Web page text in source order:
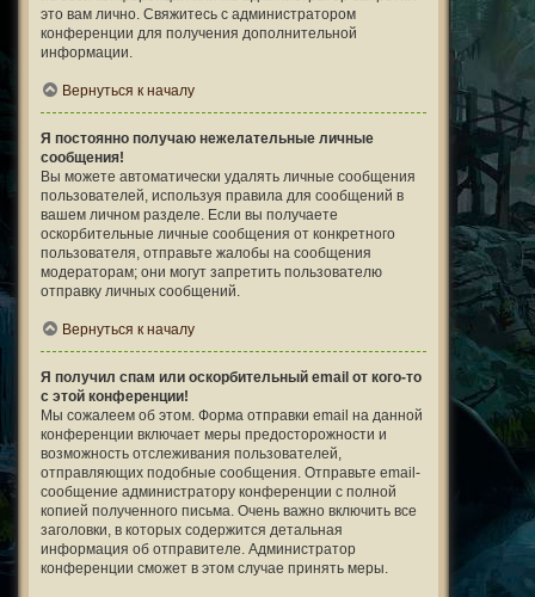
это вам лично. Свяжитесь с администратором
конференции для получения дополнительной
информации.
Вернуться к началу
Я постоянно получаю нежелательные личные
сообщения!
Вы можете автоматически удалять личные сообщения
пользователей, используя правила для сообщений в
вашем личном разделе. Если вы получаете
оскорбительные личные сообщения от конкретного
пользователя, отправьте жалобы на сообщения
модераторам; они могут запретить пользователю
отправку личных сообщений.
Вернуться к началу
Я получил спам или оскорбительный email от кого-то
с этой конференции!
Мы сожалеем об этом. Форма отправки email на данной
конференции включает меры предосторожности и
возможность отслеживания пользователей,
отправляющих подобные сообщения. Отправьте email-
сообщение администратору конференции с полной
копией полученного письма. Очень важно включить все
заголовки, в которых содержится детальная
информация об отправителе. Администратор
конференции сможет в этом случае принять меры.